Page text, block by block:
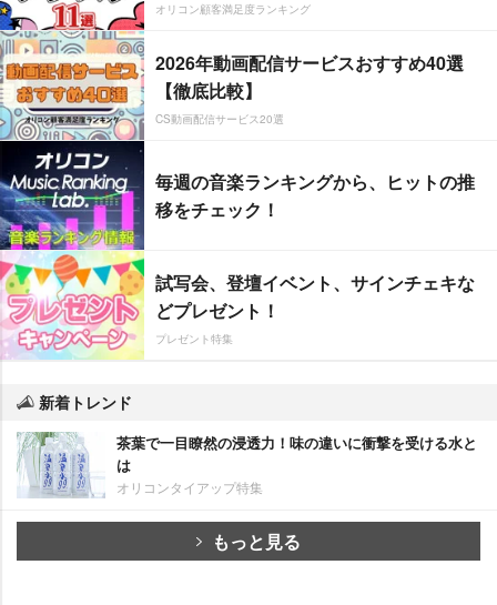
オリコン顧客満足度ランキング
2026年動画配信サービスおすすめ40選
【徹底比較】
CS動画配信サービス20選
毎週の音楽ランキングから、ヒットの推
移をチェック！
試写会、登壇イベント、サインチェキな
どプレゼント！
プレゼント特集
新着トレンド
茶葉で一目瞭然の浸透力！味の違いに衝撃を受ける水と
は
オリコンタイアップ特集
もっと見る